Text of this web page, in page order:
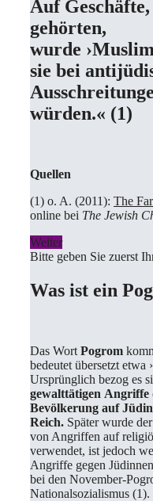
Auf
gehörten,
wurde
sie bei
würden.« (1)
Quellen
(1) o. A. (2011): The
online bei The Jewish
Weiter
Bitte geben Sie zuerst
Was ist ein
Das Wort Pogrom
bedeutet übersetzt etwa
Ursprünglich bezog es
gewalttätigen Angriffe
Bevölkerung auf
Reich. Später wurde
von Angriffen auf
verwendet, ist jedoch
Angriffe gegen
bei den November-
Nationalsozialismus (1).